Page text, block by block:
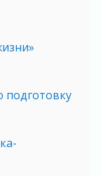
подготовку